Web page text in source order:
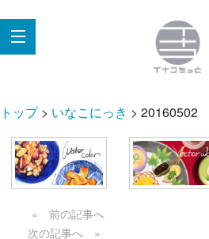
トップ> いなこにっき > 20160502
« 前の記事へ
次の記事へ »